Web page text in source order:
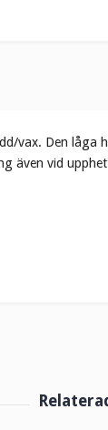
vax. Den
även vid